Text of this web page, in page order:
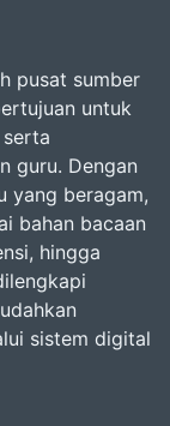
pusat sumber
untuk
guru. Dengan
yang beragam,
bahan bacaan
hingga
sistem digital